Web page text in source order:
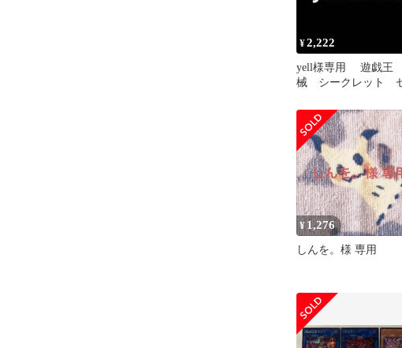
¥2,222
yell様専用 遊戯王
械 シークレット セ
¥ 1,276
しんを。様 専用